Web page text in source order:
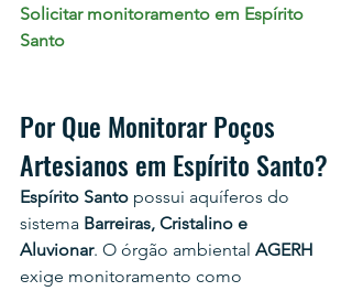
Solicitar monitoramento em Espírito
Santo
Por Que Monitorar Poços
Artesianos em Espírito Santo?
Espírito Santo possui aquíferos do
sistema Barreiras, Cristalino e
Aluvionar. O órgão ambiental AGERH
exige monitoramento como